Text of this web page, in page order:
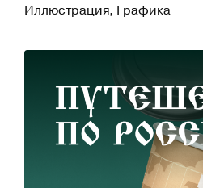
Иллюстрация, Графика